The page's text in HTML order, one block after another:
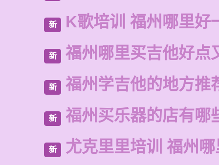
新 K歌培训 福州哪里好
新 福州哪里买吉他好点
新 福州学吉他的地方推
新 福州买乐器的店有哪
新 尤克里里培训 福州